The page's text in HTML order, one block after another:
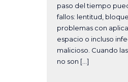
paso del tiempo
fallos: lentitud,
problemas con
espacio o incluso
malicioso. Cuando
no son […]